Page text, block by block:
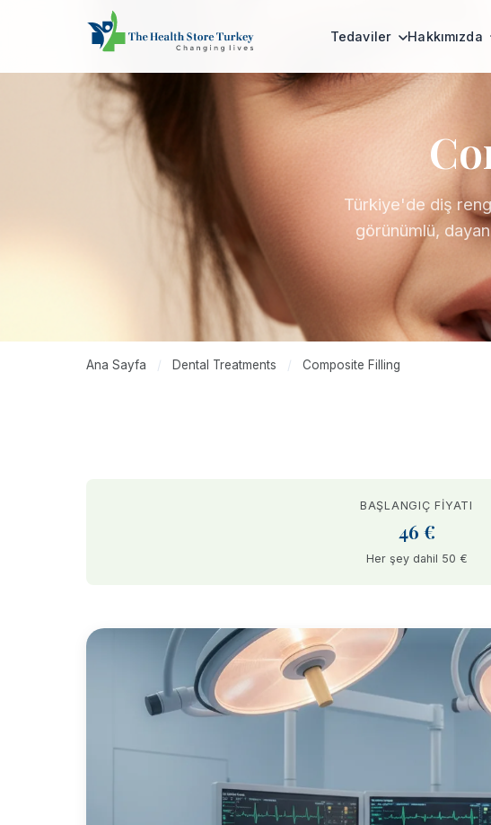
Tedaviler Hakkımızda
Türkiye'de diş
görünümlü,
Ana Sayfa / Dental Treatments / Composite Filling
BAŞLANGIÇ FIYATI
46 €
Her şey dahil 50 €